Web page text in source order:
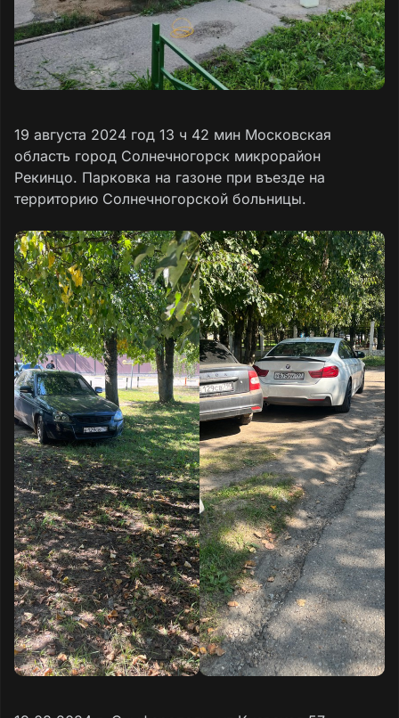
19 августа 2024 год 13 ч 42 мин Московская
область город Солнечногорск микрорайон
Рекинцо. Парковка на газоне при въезде на
территорию Солнечногорской больницы.